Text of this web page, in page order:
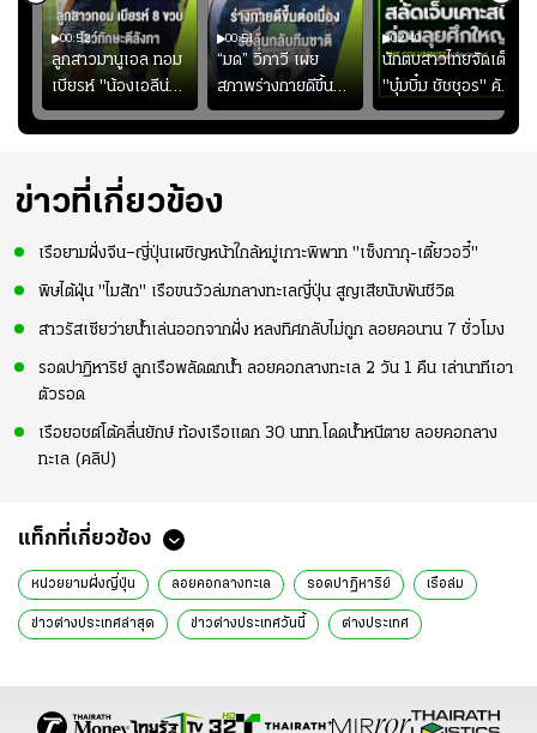
00:52
ลูกสาวมานูเอล ทอม
เบียรห์ "น้องเอลีน่า"
วัย 8 ขวบ โชว์ตี
ลังกาสุดพริ้ว
00:51
“มด” วิภาวี เผย
สภาพร่างกายดีขึ้น
อย่างต่อเนื่อง พร้อม
พยายามลงสนามให้
ความมั่นใจ
02:40
นักตบสาวไทยจัดเต็ม
"บุ๋มบิ๋ม ชัชชุอร" คัม
แบ็ก ศึก" SEA V
CUP 2026" เลก
ข่าวที่เกี่ยวข้อง
เรือยามฝั่งจีน–ญี่ปุ่นเผชิญหน้าใกล้หมู่เกาะพิพาท "เซ็งกากุ-เตี้ยวอวี๋"
พิษไต้ฝุ่น "ไมสัก" เรือขนวัวล่มกลางทะเลญี่ปุ่น สูญเสียนับพันชีวิต
สาวรัสเซียว่ายน้ำเล่นออกจากฝั่ง หลงทิศกลับไม่ถูก ลอยคอนาน 7 ชั่วโมง
รอดปาฏิหาริย์ ลูกเรือพลัดตกน้ำ ลอยคอกลางทะเล 2 วัน 1 คืน เล่านาทีเอา
ตัวรอด
เรือยอชต์โต้คลื่นยักษ์ ท้องเรือแตก 30 นทท.โดดน้ำหนีตาย ลอยคอกลาง
ทะเล (คลิป)
แท็กที่เกี่ยวข้อง
หน่วยยามฝั่งญี่ปุ่น ลอยคอกลางทะเล รอดปาฏิหาริย์ เรือล่ม
ข่าวต่างประเทศล่าสุด ข่าวต่างประเทศวันนี้ ต่างประเทศ